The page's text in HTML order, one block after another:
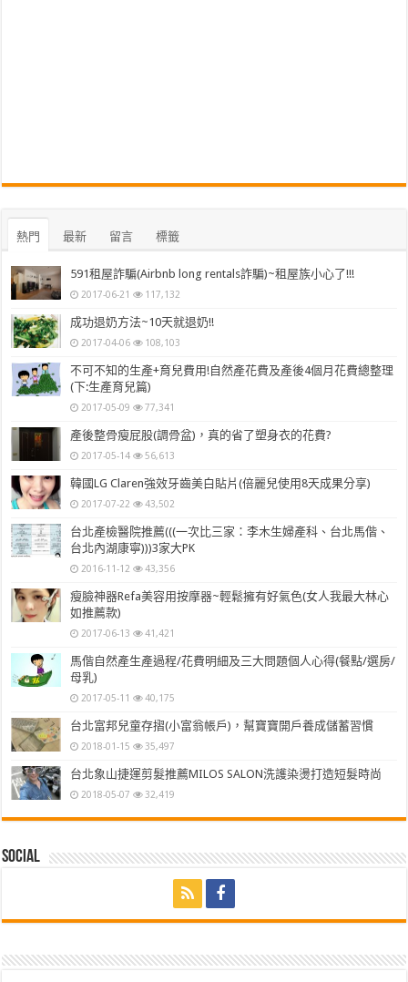
熱門 最新 留言 標籤
591租屋詐騙(Airbnb long rentals詐騙)~租屋族小心了!!!
2017-06-21 117,132
成功退奶方法~10天就退奶!!
2017-04-06 108,103
不可不知的生產+育兒費用!自然產花費及產後4個月花費總整理
(下:生產育兒篇)
2017-05-09 77,341
產後整骨瘦屁股(調骨盆)，真的省了塑身衣的花費?
2017-05-14 56,613
韓國LG Claren強效牙齒美白貼片(倍麗兒使用8天成果分享)
2017-07-22 43,502
台北產檢醫院推薦(((一次比三家：李木生婦產科、台北馬偕、
台北內湖康寧)))3家大PK
2016-11-12 43,356
瘦臉神器Refa美容用按摩器~輕鬆擁有好氣色(女人我最大林心
如推薦款)
2017-06-13 41,421
馬偕自然產生產過程/花費明細及三大問題個人心得(餐點/選房/
母乳)
2017-05-11 40,175
台北富邦兒童存摺(小富翁帳戶)，幫寶寶開戶養成儲蓄習慣
2018-01-15 35,497
台北象山捷運剪髮推薦MILOS SALON洗護染燙打造短髮時尚
2018-05-07 32,419
Social